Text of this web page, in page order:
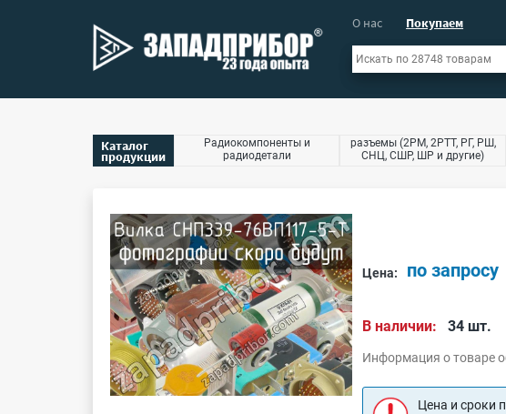
О нас Покупаем
Каталог
продукции
Радиокомпоненты и
радиодетали
разъемы (2РМ, 2РТТ, РГ, РШ,
СНЦ, СШР, ШР и другие)
Цена: по запросу
В наличии: 34 шт.
Информация о товаре
Цена и сроки